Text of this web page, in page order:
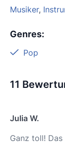
Musiker,
Genres:
Pop
11
Julia W.
Ganz toll!